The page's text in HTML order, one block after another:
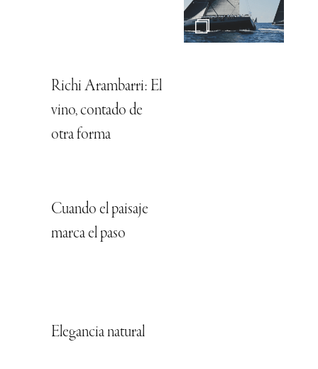
Richi Arambarri: El
vino, contado de
otra forma
Cuando el paisaje
marca el paso
Elegancia natural